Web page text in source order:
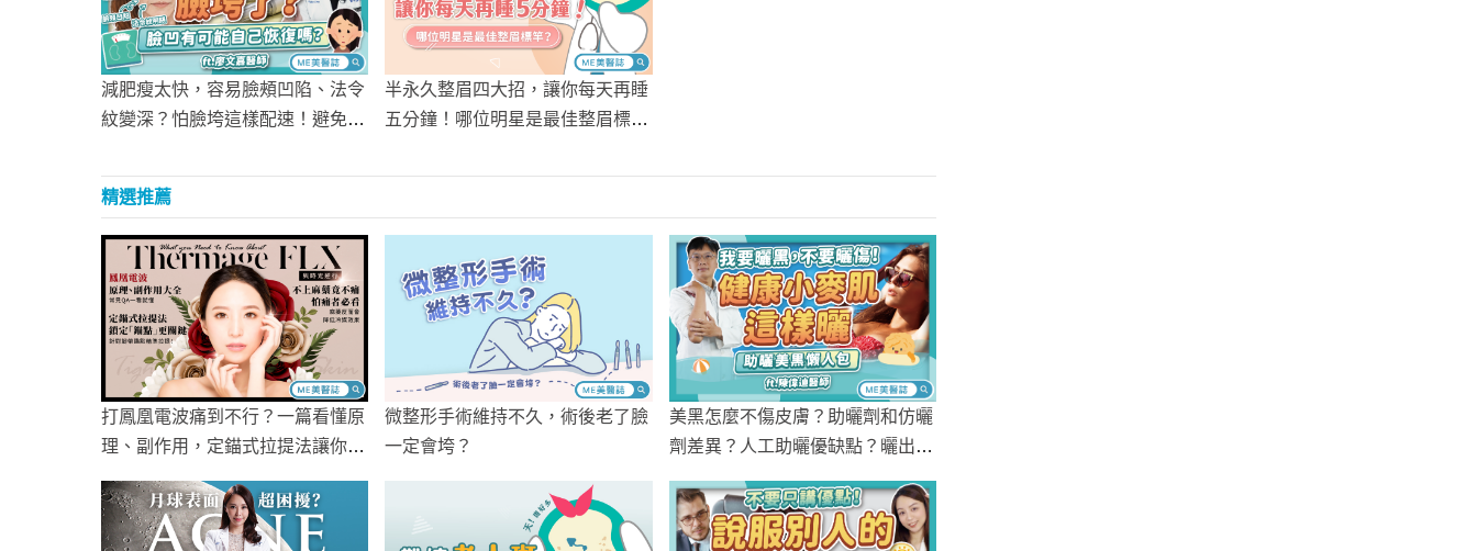
減肥瘦太快，容易臉頰凹陷、法令
紋變深？怕臉垮這樣配速！避免減
半永久整眉四大招，讓你每天再睡
五分鐘！哪位明星是最佳整眉標
精選推薦
打鳳凰電波痛到不行？一篇看懂原
理、副作用，定錨式拉提法讓你不
微整形手術維持不久，術後老了臉
一定會垮？
美黑怎麼不傷皮膚？助曬劑和仿曬
劑差異？人工助曬優缺點？曬出健